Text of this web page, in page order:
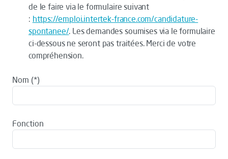
de le faire via le formulaire suivant
: https://emploi.intertek-france.com/candidature-
spontanee/. Les demandes soumises via le formulaire
ci-dessous ne seront pas traitées. Merci de votre
compréhension.
Nom
Fonction